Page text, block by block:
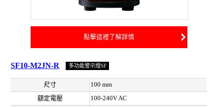
點擊這裡了解詳情
SF10-M2JN-R 多功能警示燈SF
尺寸
100 mm
額定電壓
100-240V AC